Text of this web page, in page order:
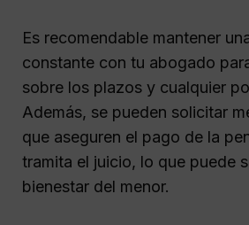
Es recomendable mantener
constante con tu abogado
sobre los plazos y cualquier
Además, se pueden solicitar
que aseguren el pago de la
tramita el juicio, lo que puede
bienestar del menor.